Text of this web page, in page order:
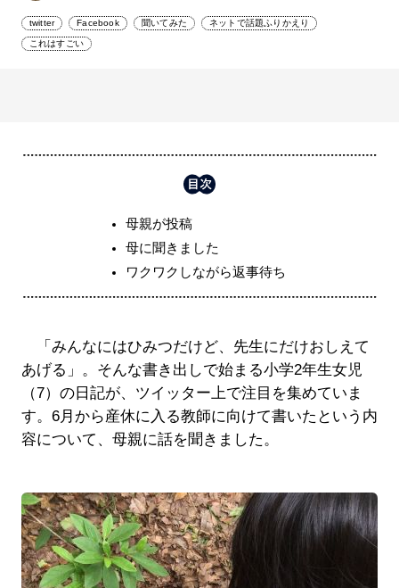
twitter Facebook 聞いてみた ネットで話題ふりかえり
これはすごい
母親が投稿
母に聞きました
ワクワクしながら返事待ち
「みんなにはひみつだけど、先生にだけおしえて
あげる」。そんな書き出しで始まる小学2年生女児
（7）の日記が、ツイッター上で注目を集めていま
す。6月から産休に入る教師に向けて書いたという内
容について、母親に話を聞きました。